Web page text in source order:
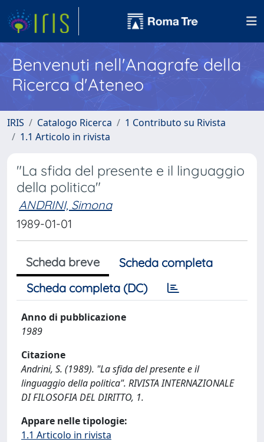
Benvenuti nell'Anagrafe della
Ricerca d'Ateneo
IRIS Catalogo Ricerca
1 Contributo su Rivista
1.1 Articolo in rivista
"La sfida del presente e il linguaggio
della politica"
ANDRINI, Simona
1989-01-01
Scheda breve
Scheda completa
Scheda completa (DC)
Anno di pubblicazione
1989
Citazione
Andrini, S. (1989). "La sfida del presente e il
linguaggio della politica". RIVISTA INTERNAZIONALE
DI FILOSOFIA DEL DIRITTO, 1.
Appare nelle tipologie:
1.1 Articolo in rivista